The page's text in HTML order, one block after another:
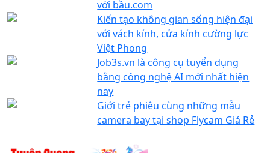
với bầu.com
Kiến tạo không gian sống hiện đại
với vách kính, cửa kính cường lực
Việt Phong
Job3s.vn là công cụ tuyển dụng
bằng công nghệ AI mới nhất hiện
nay
Giới trẻ phiêu cùng những mẫu
camera bay tại shop Flycam Giá Rẻ